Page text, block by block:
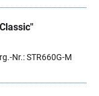
Nr.: STR660G-M